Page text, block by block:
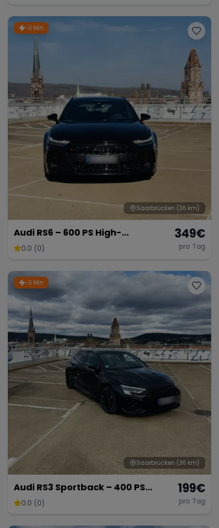
~3 Min
Saarbrücken (36 km)
Audi RS6 – 600 PS High-
Performance Kombi
0.0 (0)
349€
pro Tag
~3 Min
Saarbrücken (36 km)
Audi RS3 Sportback – 400 PS
Kompaktsportler
0.0 (0)
199€
pro Tag